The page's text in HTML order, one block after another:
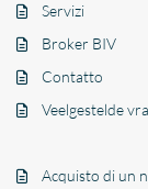
Servizi
Broker BIV
Contatto
Veelgestelde
Acquisto di un